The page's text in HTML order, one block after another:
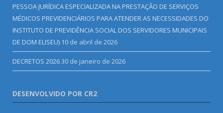
PESSOA JURÍDICA ESPECIALIZADA NA PRESTAÇÃO DE SERVIÇOS
MÉDICOS PREVIDENCIÁRIOS PARA ATENDER AS NECESSIDADES DO
INSTITUTO DE PREVIDÊNCIA SOCIAL DOS SERVIDORES MUNICIPAIS
DE DOM ELISEU) 10 de abril de 2026
DECRETOS 202630 de janeiro de 2026
DESENVOLVIDO POR CR2